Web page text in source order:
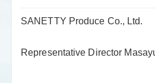
SANETTY Produce Co., Ltd.
Representative Director